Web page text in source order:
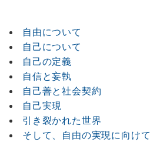
自由について
自己について
自己の定義
自信と妄執
自己善と社会契約
自己実現
引き裂かれた世界
そして、自由の実現に向けて